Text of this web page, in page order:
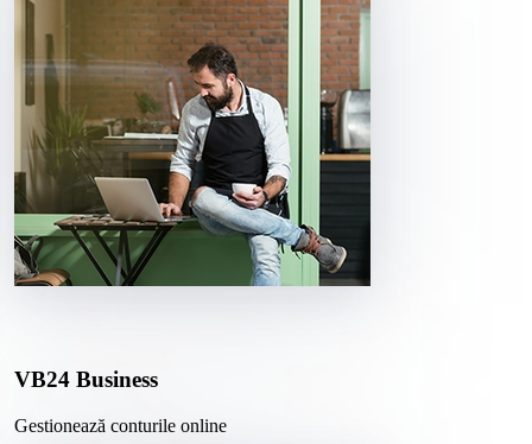
VB24 Business
Gestionează conturile online